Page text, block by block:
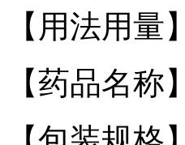
【用法用量】
【药品名称